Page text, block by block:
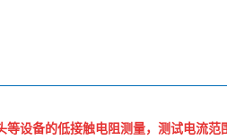
设备的低接触电阻测量，测试电流范